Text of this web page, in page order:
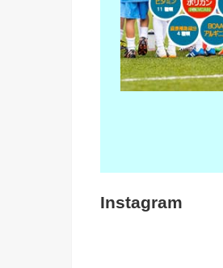
Instagram